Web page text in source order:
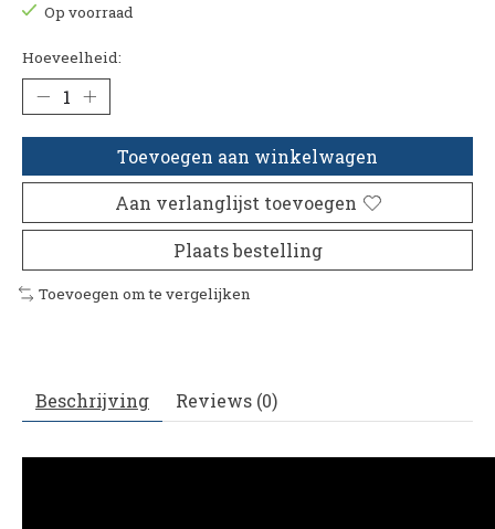
Op voorraad
Hoeveelheid:
Toevoegen aan winkelwagen
Aan verlanglijst toevoegen
Plaats bestelling
Toevoegen om te vergelijken
Beschrijving Reviews (0)